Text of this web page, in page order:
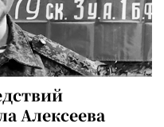
Алексеева